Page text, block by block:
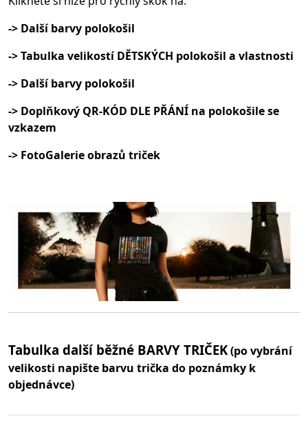
-> Další barvy polokošil
-> Tabulka velikostí DĚTSKÝCH polokošil a vlastnosti
-> Další barvy polokošil
-> Doplňkový QR-KÓD DLE PŘÁNÍ na polokošile se
vzkazem
-> FotoGalerie obrazů triček
Tabulka další běžné BARVY TRIČEK(po vybrání
velikosti napište barvu trička do poznámky k
objednávce)